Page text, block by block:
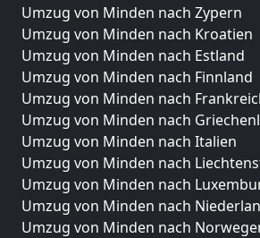
Umzug von Minden nach Zypern
Umzug von Minden nach Kroatien
Umzug von Minden nach Estland
Umzug von Minden nach Finnland
Umzug von Minden nach
Umzug von Minden nach
Umzug von Minden nach Italien
Umzug von Minden nach
Umzug von Minden nach
Umzug von Minden nach
Umzug von Minden nach